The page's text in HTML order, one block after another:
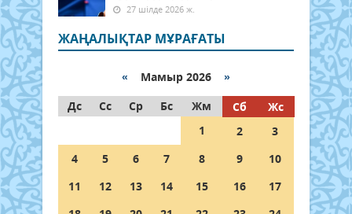
27 шілде 2026 ж.
ЖАҢАЛЫҚТАР МҰРАҒАТЫ
« Мамыр 2026 »
Дс
Сс Ср Бс Жм Сб
Жс
1
2
3
4
5 6 7 8 9
10
11
12 13 14 15 16
17